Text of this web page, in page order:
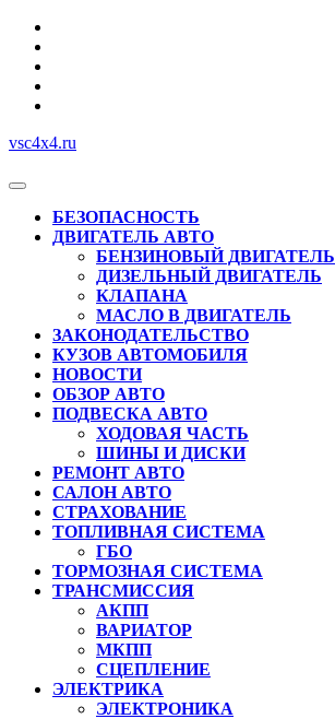
Перейти
содержимому
vsc4x4.ru
Кнопка
ОткрытьБЕЗОПАСНОСТЬ
ДВИГАТЕЛЬ АВТО
БЕНЗИНОВЫЙ ДВИГАТЕЛЬ
ДИЗЕЛЬНЫЙ ДВИГАТЕЛЬ
КЛАПАНА
МАСЛО В ДВИГАТЕЛЬ
ЗАКОНОДАТЕЛЬСТВО
КУЗОВ АВТОМОБИЛЯ
НОВОСТИ
ОБЗОР АВТО
ПОДВЕСКА АВТО
ХОДОВАЯ ЧАСТЬ
ШИНЫ И ДИСКИ
РЕМОНТ АВТО
САЛОН АВТО
СТРАХОВАНИЕ
ТОПЛИВНАЯ СИСТЕМА
ГБО
ТОРМОЗНАЯ СИСТЕМА
ТРАНСМИССИЯ
АКПП
ВАРИАТОР
МКПП
СЦЕПЛЕНИЕ
ЭЛЕКТРИКА
ЭЛЕКТРОНИКА